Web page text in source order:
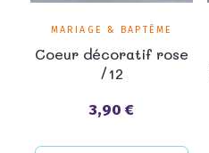
MARIAGE & BAPTÊME
Coeur décoratif rose
/12
Prix
3,90 €